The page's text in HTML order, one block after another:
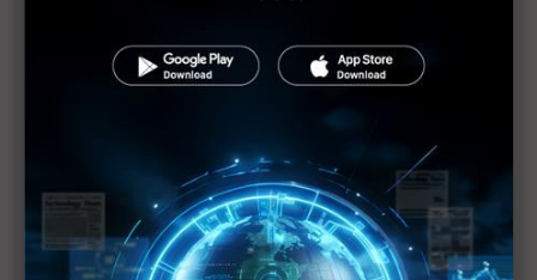
MLCC訂單過熱、出貨比創高 村田示警全球AI基
建熱潮將趨緩
2027全年記憶體產能提前售罄 買家「祕而不
宣」只怕買不夠
英特爾EMIB良率達標 聯發科第2代ASIC產品
2028準時量產